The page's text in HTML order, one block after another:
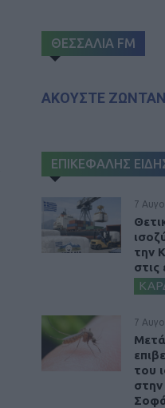
ΘΕΣΣΑΛΙΑ FM
ΑΚΟΥΣΤΕ
ΕΠΙΚΕΦΑΛΗΣ
7
την
στις
7
του